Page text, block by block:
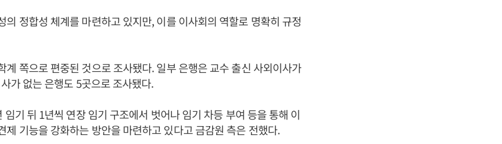
의 정합성 체계를 마련하고 있지만, 이를 이사회의 역할로 명확히 규정
계 쪽으로 편중된 것으로 조사됐다. 일부 은행은 교수 출신 사외이사가
가 없는 은행도 5곳으로 조사됐다.
기 뒤 1년씩 연장 임기 구조에서 벗어나 임기 차등 부여 등을 통해 이
제 기능을 강화하는 방안을 마련하고 있다고 금감원 측은 전했다.